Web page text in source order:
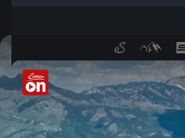
Tourismus im